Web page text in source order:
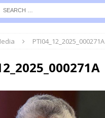
PTI04_12_2025_000271A